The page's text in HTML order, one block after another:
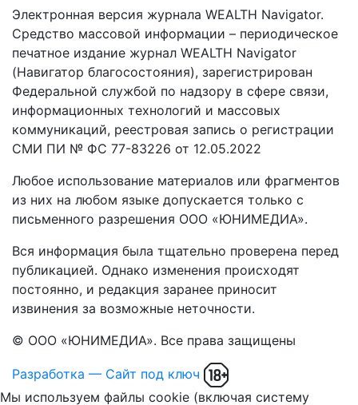
Электронная версия журнала WEALTH Navigator.
Средство массовой информации – периодическое
печатное издание журнал WEALTH Navigator
(Навигатор благосостояния), зарегистрирован
Федеральной службой по надзору в сфере связи,
информационных технологий и массовых
коммуникаций, реестровая запись о регистрации
СМИ ПИ № ФС 77-83226 от 12.05.2022
Любое использование материалов или фрагментов
из них на любом языке допускается только с
письменного разрешения ООО «ЮНИМЕДИА».
Вся информация была тщательно проверена перед
публикацией. Однако изменения происходят
постоянно, и редакция заранее приносит
извинения за возможные неточности.
© ООО «ЮНИМЕДИА». Все права защищены
Разработка — Сайт под ключ
Мы используем файлы cookie (включая систему